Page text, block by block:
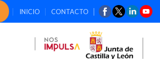
INICIO CONTACTO